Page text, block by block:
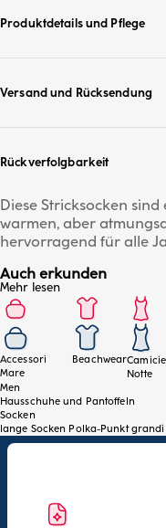
Produktdetails und Pflege
Versand und Rücksendung
Rückverfolgbarkeit
Diese Stricksocken
warmen, aber
hervorragend für alle
bequem, können sie je
lè¤ssigen Outfits
gepunkteten
Farbe zu verleihen.
Mehr lesen
Auch erkunden
Accessori
Mare
Beachwear
Notte
Men
Hausschuhe und Pantoffeln
Socken
lange Socken Polka-Punkt